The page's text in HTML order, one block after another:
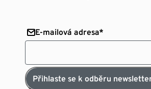
E-mailová adresa*
Přihlaste se k odběru